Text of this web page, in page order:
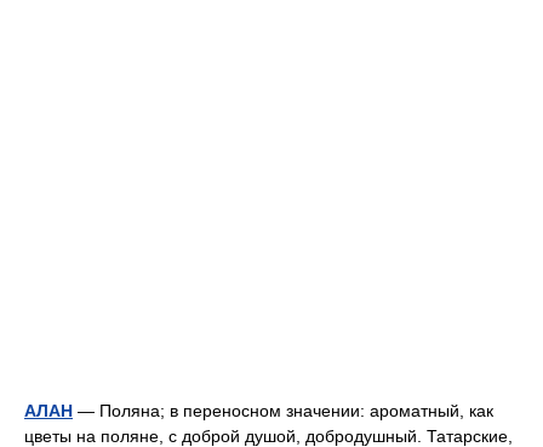
АЛАН — Поляна; в переносном значении: ароматный, как
цветы на поляне, с доброй душой, добродушный. Татарские,